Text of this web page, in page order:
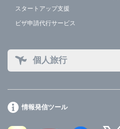
スタートアップ支援
ビザ申請代行サービス
個人旅行
情報発信ツール